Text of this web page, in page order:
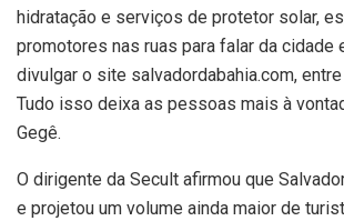
hidratação e serviços de protetor solar,
promotores nas ruas para falar da cidade
divulgar o site salvadordabahia.com,
Tudo isso deixa as pessoas mais à
Gegê.
O dirigente da Secult afirmou que
e projetou um volume ainda maior de